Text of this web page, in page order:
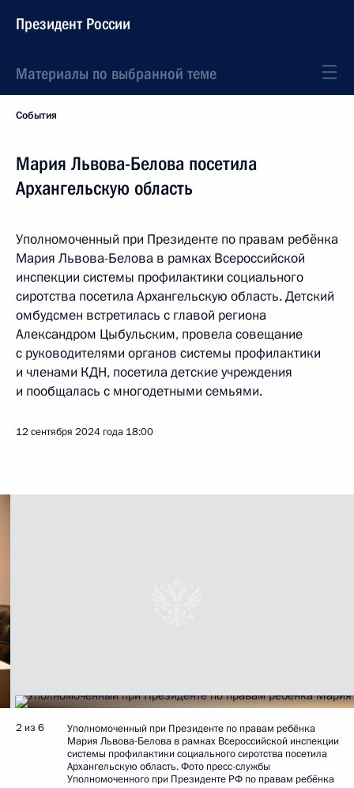
Президент России
Материалы по выбранной теме
События
Мария Львова-Белова посетила
Архангельскую область
Уполномоченный при Президенте по правам ребёнка
Мария Львова-Белова в рамках Всероссийской
инспекции системы профилактики социального
сиротства посетила Архангельскую область. Детский
омбудсмен встретилась с главой региона
Александром Цыбульским, провела совещание
с руководителями органов системы профилактики
и членами КДН, посетила детские учреждения
и пообщалась с многодетными семьями.
12 сентября 2024 года 18:00
2 из 6
Уполномоченный при Президенте по правам ребёнка
Мария Львова-Белова в рамках Всероссийской инспекции
системы профилактики социального сиротства посетила
Архангельскую область. Фото пресс-службы
Уполномоченного при Президенте РФ по правам ребёнка